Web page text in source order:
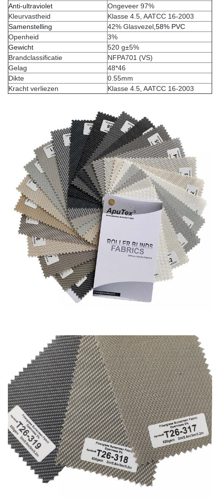
Anti-ultraviolet
Ongeveer 97%
Kleurvastheid
Klasse 4.5, AATCC 16-2003
Samenstelling
42% Glasvezel 58% PVC
Openheid
3%
Gewicht
520 g±5%
Brandclassificatie
NFPA701 (VS)
Gelag
48*46
Dikte
0.55mm
Kracht verliezen
Klasse 4.5, AATCC 16-2003